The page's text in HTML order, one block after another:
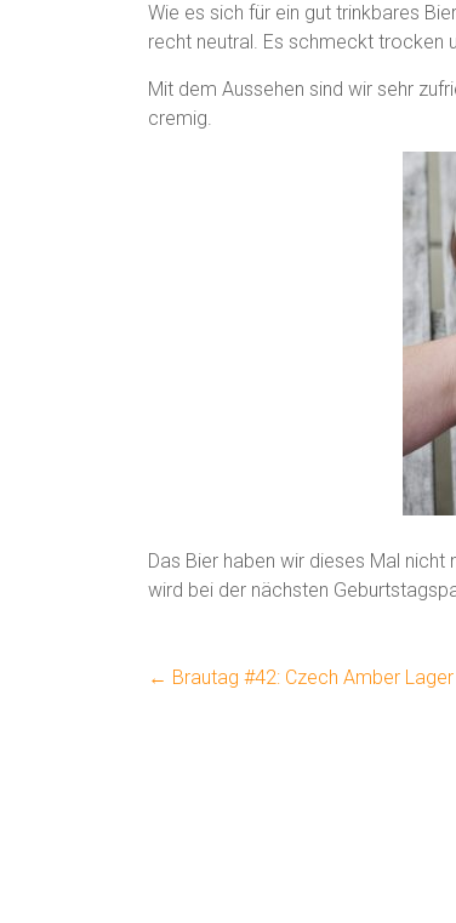
Wie es sich für ein gut trinkbares
recht neutral. Es schmeckt trocken
Mit dem Aussehen sind wir sehr
cremig.
Das Bier haben wir dieses Mal nicht
wird bei der nächsten
← Brautag #42: Czech Amber Lager